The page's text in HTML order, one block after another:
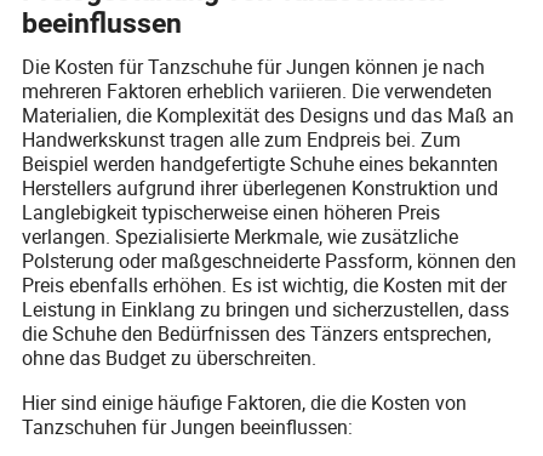
beeinflussen
Die Kosten für Tanzschuhe für Jungen können je nach
mehreren Faktoren erheblich variieren. Die verwendeten
Materialien, die Komplexität des Designs und das Maß an
Handwerkskunst tragen alle zum Endpreis bei. Zum
Beispiel werden handgefertigte Schuhe eines bekannten
Herstellers aufgrund ihrer überlegenen Konstruktion und
Langlebigkeit typischerweise einen höheren Preis
verlangen. Spezialisierte Merkmale, wie zusätzliche
Polsterung oder maßgeschneiderte Passform, können den
Preis ebenfalls erhöhen. Es ist wichtig, die Kosten mit der
Leistung in Einklang zu bringen und sicherzustellen, dass
die Schuhe den Bedürfnissen des Tänzers entsprechen,
ohne das Budget zu überschreiten.
Hier sind einige häufige Faktoren, die die Kosten von
Tanzschuhen für Jungen beeinflussen: